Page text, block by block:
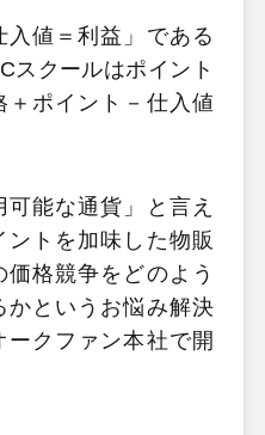
値＝利益」である
スクールはポイント
＋ポイント－仕入値
可能な通貨」と言え
ントを加味した物販
格競争をどのよう
かというお悩み解決
クファン本社で開